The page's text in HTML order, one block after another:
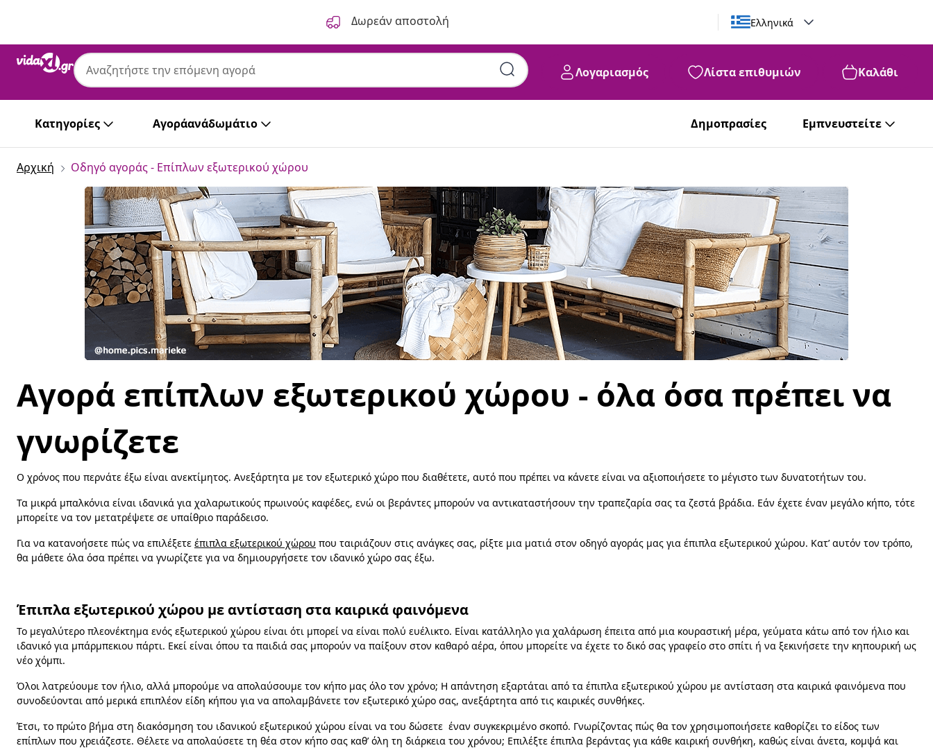
Δωρεάν αποστολή Ελληνικά
Λογαριασμός Λίστα επιθυμιών Καλάθι
Κατηγορίες Αγοράανάδωμάτιο Δημοπρασίες Εμπνευστείτε
Αρχική Οδηγό αγοράς - Επίπλων εξωτερικού χώρου
Αγορά επίπλων εξωτερικού χώρου - όλα όσα πρέπει να
γνωρίζετε
Ο χρόνος που περνάτε έξω είναι ανεκτίμητος. Ανεξάρτητα με τον εξωτερικό χώρο που διαθέτετε, αυτό που πρέπει να κάνετε είναι να αξιοποιήσετε το μέγιστο των δυνατοτήτων του.
Τα μικρά μπαλκόνια είναι ιδανικά για χαλαρωτικούς πρωινούς καφέδες, ενώ οι βεράντες μπορούν να αντικαταστήσουν την τραπεζαρία σας τα ζεστά βράδια. Εάν έχετε έναν μεγάλο κήπο, τότε
μπορείτε να τον μετατρέψετε σε υπαίθριο παράδεισο.
Για να κατανοήσετε πώς να επιλέξετε έπιπλα εξωτερικού χώρου που ταιριάζουν στις ανάγκες σας, ρίξτε μια ματιά στον οδηγό αγοράς μας για έπιπλα εξωτερικού χώρου. Κατ’ αυτόν τον τρόπο,
θα μάθετε όλα όσα πρέπει να γνωρίζετε για να δημιουργήσετε τον ιδανικό χώρο σας έξω.
Έπιπλα εξωτερικού χώρου με αντίσταση στα καιρικά φαινόμενα
Το μεγαλύτερο πλεονέκτημα ενός εξωτερικού χώρου είναι ότι μπορεί να είναι πολύ ευέλικτο. Είναι κατάλληλο για χαλάρωση έπειτα από μια κουραστική μέρα, γεύματα κάτω από τον ήλιο και
ιδανικό για μπάρμπεκιου πάρτι. Εκεί είναι όπου τα παιδιά σας μπορούν να παίξουν στον καθαρό αέρα, όπου μπορείτε να έχετε το δικό σας γραφείο στο σπίτι ή να ξεκινήσετε την κηπουρική ως
νέο χόμπι.
Όλοι λατρεύουμε τον ήλιο, αλλά μπορούμε να απολαύσουμε τον κήπο μας όλο τον χρόνο; Η απάντηση εξαρτάται από τα έπιπλα εξωτερικού χώρου με αντίσταση στα καιρικά φαινόμενα που
συνοδεύονται από μερικά επιπλέον είδη κήπου για να απολαμβάνετε τον εξωτερικό χώρο σας, ανεξάρτητα από τις καιρικές συνθήκες.
Έτσι, το πρώτο βήμα στη διακόσμηση του ιδανικού εξωτερικού χώρου είναι να του δώσετε έναν συγκεκριμένο σκοπό. Γνωρίζοντας πώς θα τον χρησιμοποιήσετε καθορίζει το είδος των
επίπλων που χρειάζεστε. Θέλετε να απολαύσετε τη θέα στον κήπο σας καθ’ όλη τη διάρκεια του χρόνου; Επιλέξτε έπιπλα βεράντας για κάθε καιρική συνθήκη, καθώς είναι άνετα, κομψά και